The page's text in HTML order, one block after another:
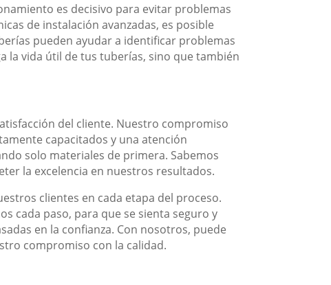
es decisivo para evitar problemas
de instalación avanzadas, es posible
pueden ayudar a identificar problemas
la vida útil de tus tuberías, sino que también
del cliente. Nuestro compromiso
capacitados y una atención
solo materiales de primera. Sabemos
la excelencia en nuestros resultados.
clientes en cada etapa del proceso.
cada paso, para que se sienta seguro y
en la confianza. Con nosotros, puede
compromiso con la calidad.